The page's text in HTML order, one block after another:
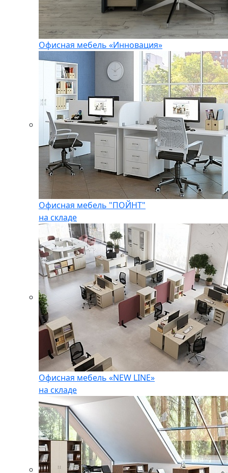
Офисная мебель «Инновация»
Офисная мебель "ПОЙНТ"
на складе
Офисная мебель «NEW LINE»
на складе